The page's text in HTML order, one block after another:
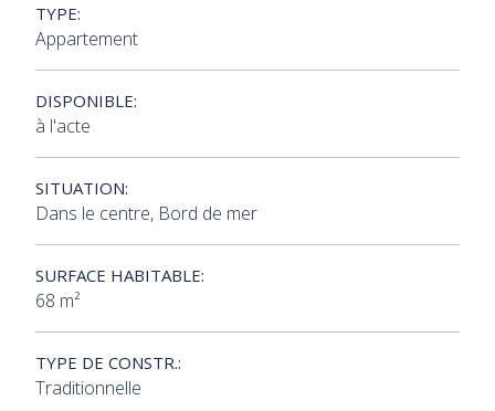
TYPE:
Appartement
DISPONIBLE:
à l'acte
SITUATION:
Dans le centre, Bord de mer
SURFACE HABITABLE:
68 m²
TYPE DE CONSTR.:
Traditionnelle